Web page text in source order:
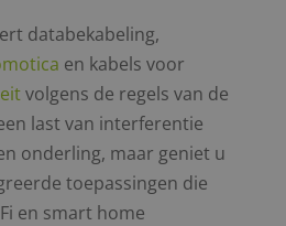
databekabeling,
en kabels voor
volgens de regels van de
last van interferentie
onderling, maar geniet u
toepassingen die
en smart home